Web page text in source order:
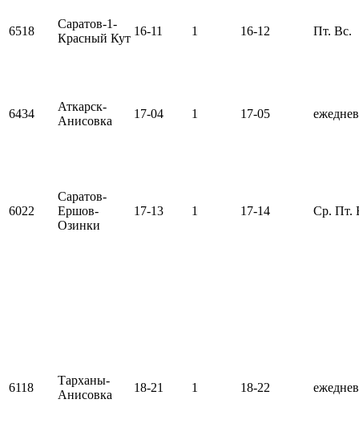
6518
Саратов-1-
Красный Кут
16-11 1 16-12 Пт. Вс.
6434
Аткарск-
Анисовка
17-04 1 17-05
6022
Саратов-
Ершов-
Озинки
17-13 1 17-14 Ср. Пт.
6118
Тарханы-
Анисовка
18-21 1 18-22